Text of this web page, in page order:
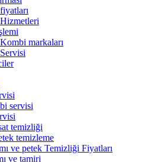
markaları
servisi
temizliği
temizleme
ve petek Temizliği Fiyatları
ve tamiri